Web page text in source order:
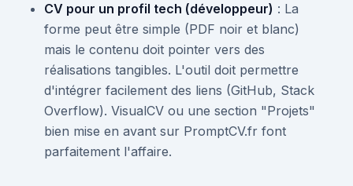
CV pour un profil tech (développeur) : La
forme peut être simple (PDF noir et blanc)
mais le contenu doit pointer vers des
réalisations tangibles. L'outil doit permettre
d'intégrer facilement des liens (GitHub, Stack
Overflow). VisualCV ou une section "Projets"
bien mise en avant sur PromptCV.fr font
parfaitement l'affaire.